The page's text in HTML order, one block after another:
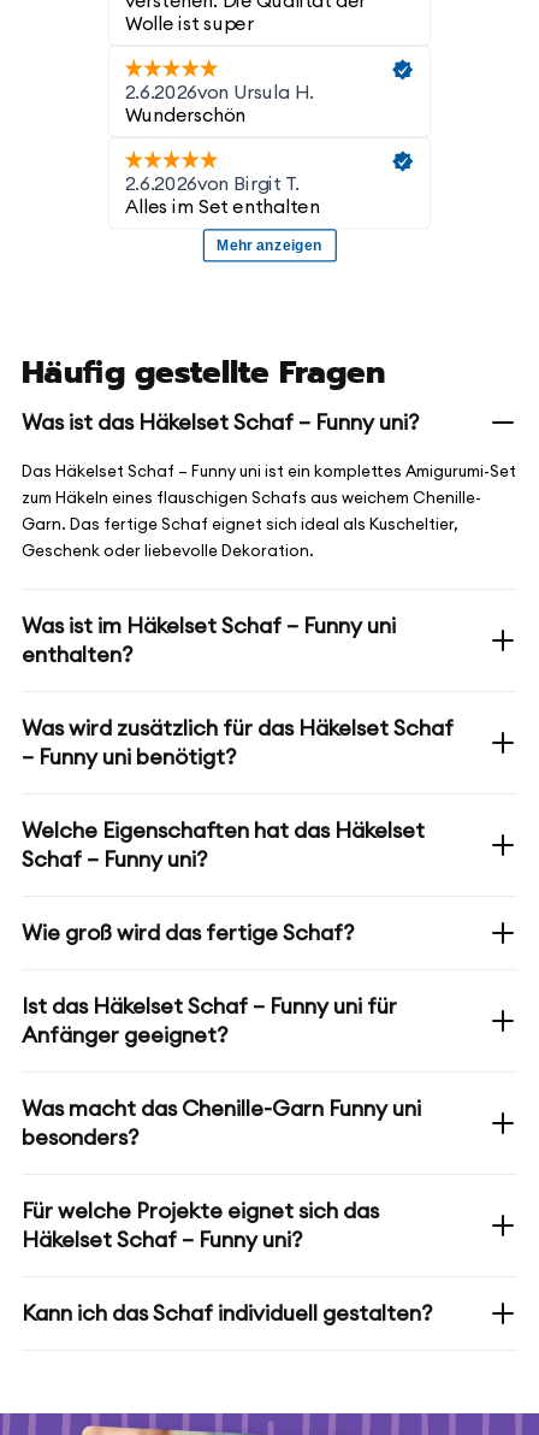
Häufig gestellte Fragen
Was ist das Häkelset Schaf – Funny uni?
Das Häkelset Schaf – Funny uni ist ein komplettes Amigurumi-Set
zum Häkeln eines flauschigen Schafs aus weichem Chenille-
Garn. Das fertige Schaf eignet sich ideal als Kuscheltier,
Geschenk oder liebevolle Dekoration.
Was ist im Häkelset Schaf – Funny uni
enthalten?
Was wird zusätzlich für das Häkelset Schaf
– Funny uni benötigt?
Welche Eigenschaften hat das Häkelset
Schaf – Funny uni?
Wie groß wird das fertige Schaf?
Ist das Häkelset Schaf – Funny uni für
Anfänger geeignet?
Was macht das Chenille-Garn Funny uni
besonders?
Für welche Projekte eignet sich das
Häkelset Schaf – Funny uni?
Kann ich das Schaf individuell gestalten?